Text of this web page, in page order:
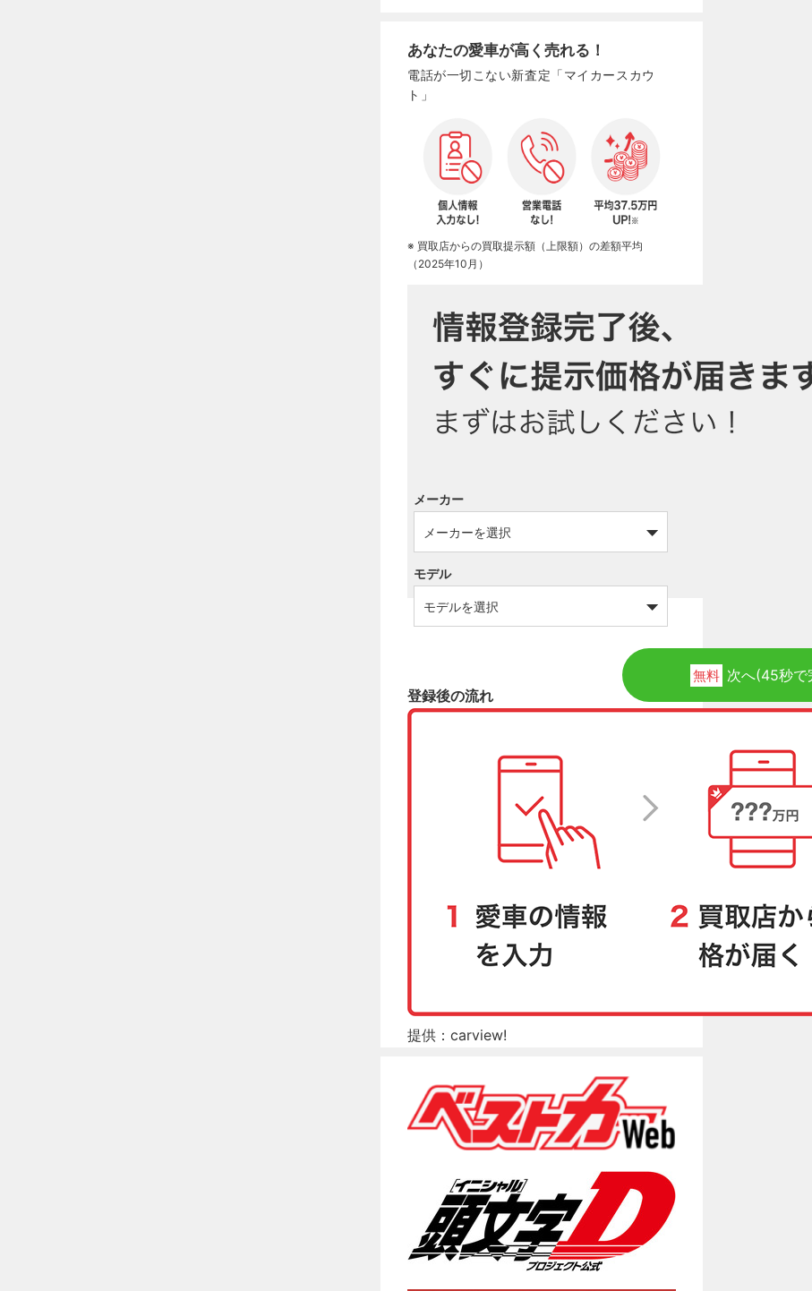
あなたの愛車が高く売れる！
電話が一切こない新査定「マイカースカウ
ト」
※ 買取店からの買取提示額（上限額）の差額平均
（2025年10月）
メーカー
モデル
無料 次へ(45秒で
登録後の流れ
提供：carview!